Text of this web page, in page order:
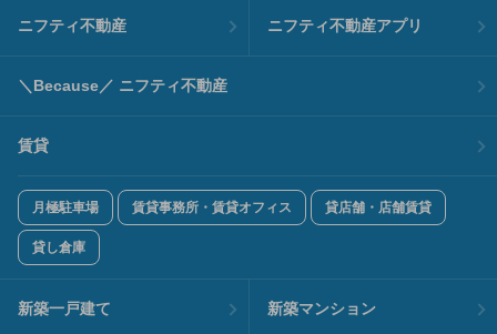
ニフティ不動産 ニフティ不動産アプリ
＼Because／ ニフティ不動産
賃貸
月極駐車場 賃貸事務所・賃貸オフィス 貸店舗・店舗賃貸
貸し倉庫
新築一戸建て 新築マンション